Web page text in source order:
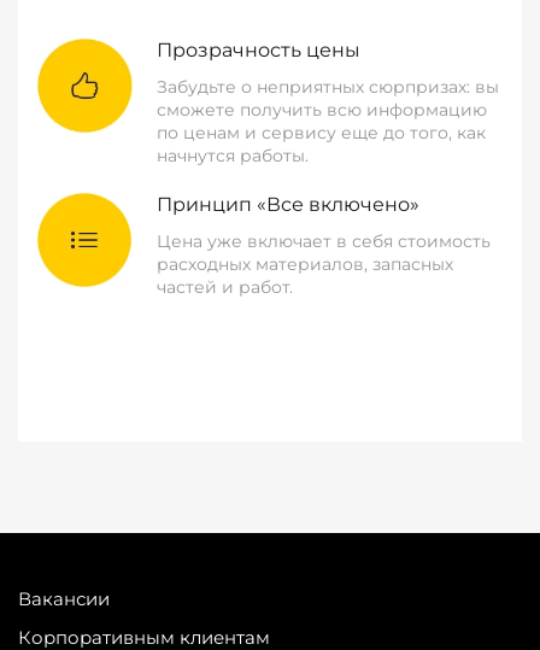
Прозрачность цены
Забудьте о неприятных сюрпризах: вы
сможете получить всю информацию
по ценам и сервису еще до того, как
начнутся работы.
Принцип «Все включено»
Цена уже включает в себя стоимость
расходных материалов, запасных
частей и работ.
Вакансии
Корпоративным клиентам